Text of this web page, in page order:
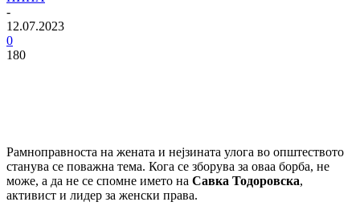
-
12.07.2023
0
180
Рамноправноста на жената и нејзината улога во општеството
станува се поважна тема. Кога се зборува за оваа борба, не
може, а да не се спомне името на Савка Тодоровска,
активист и лидер за женски права.